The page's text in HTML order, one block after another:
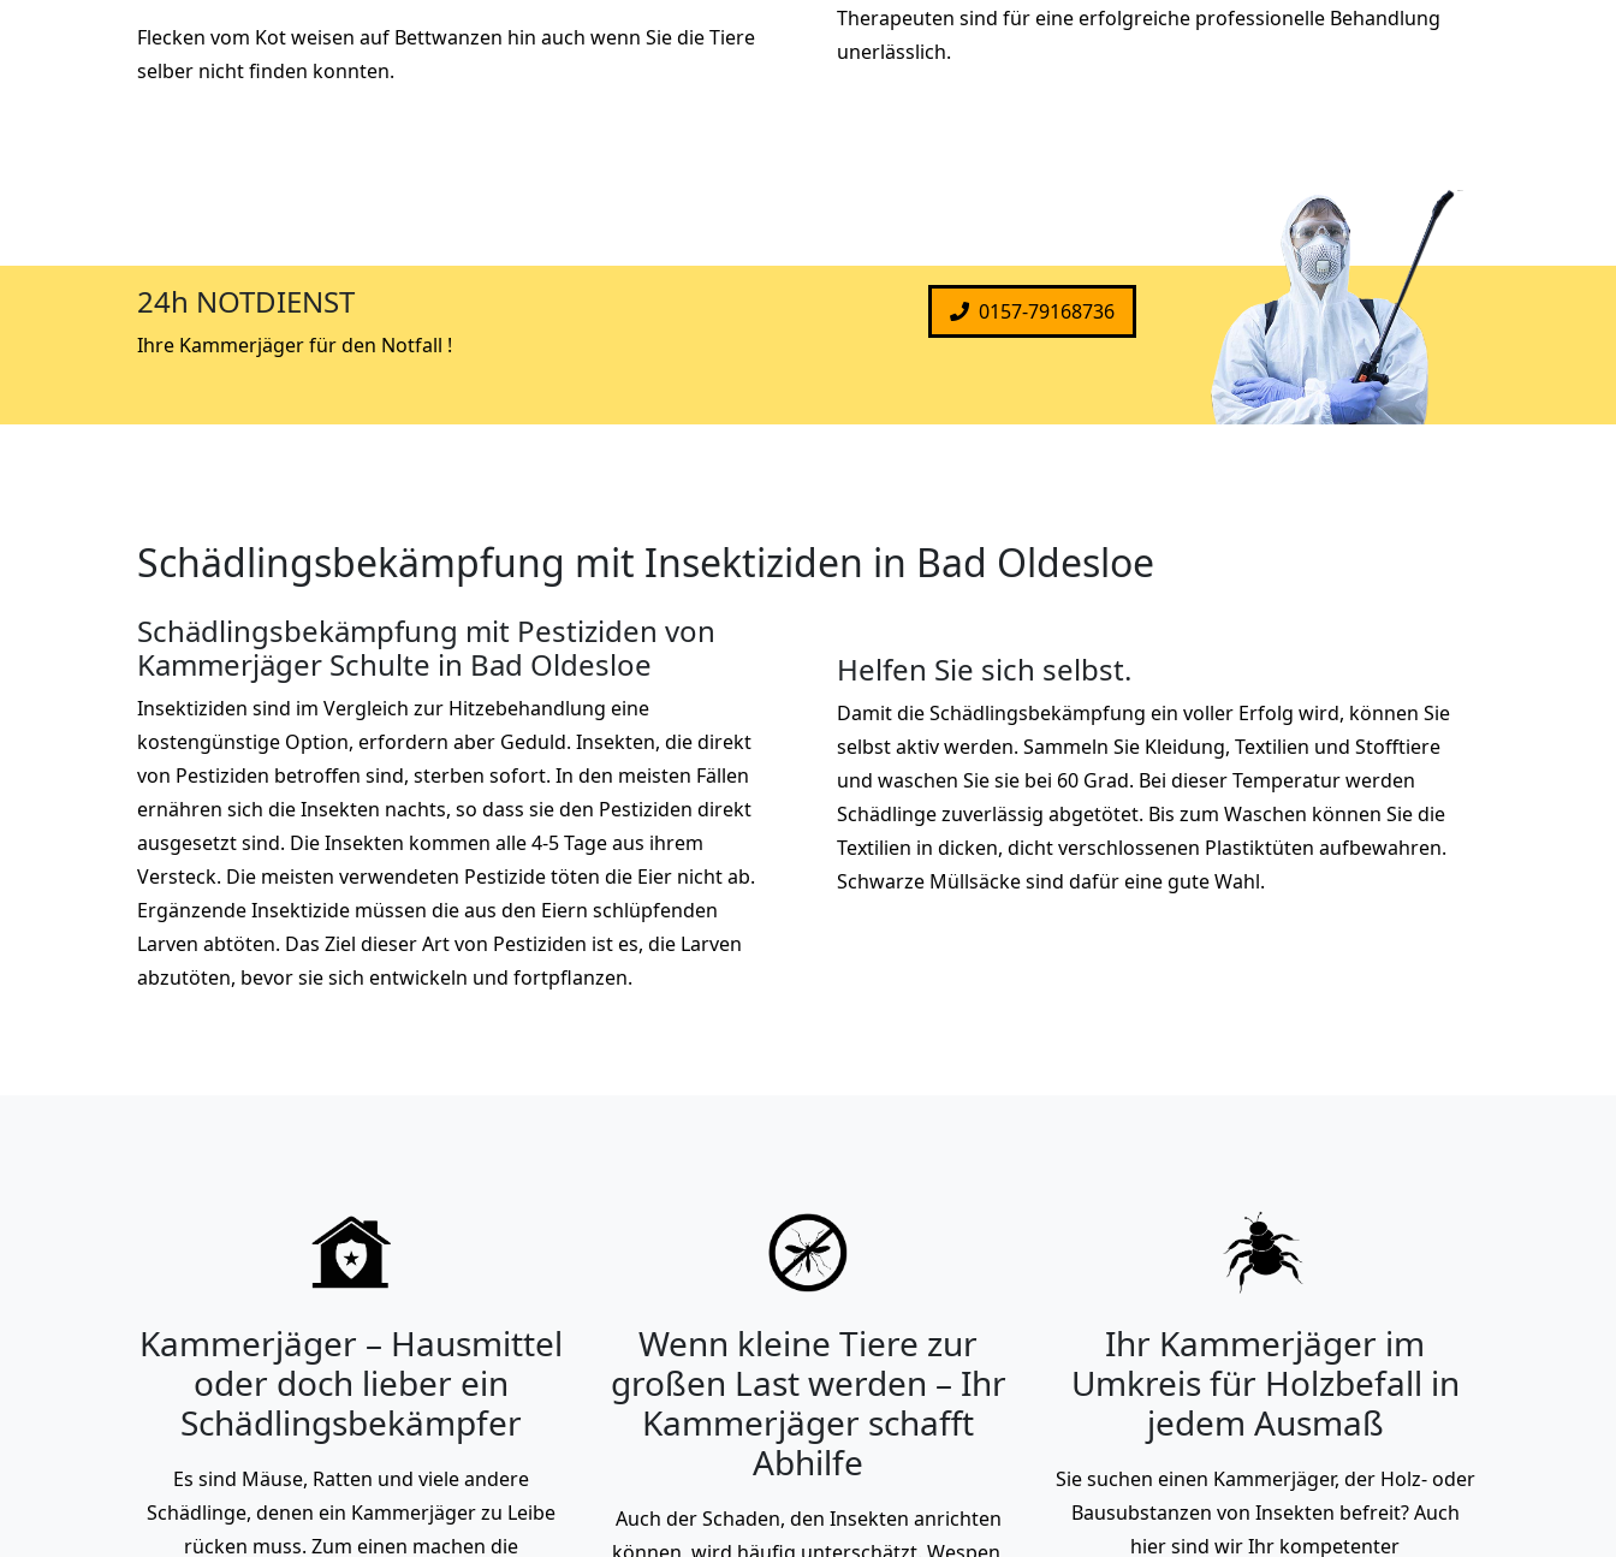
Flecken vom Kot weisen auf Bettwanzen hin auch wenn Sie die Tiere
selber nicht finden konnten.
Therapeuten sind für eine erfolgreiche professionelle Behandlung
unerlässlich.
24h NOTDIENST
Ihre Kammerjäger für den Notfall !
0157-79168736
Schädlingsbekämpfung mit Insektiziden in Bad Oldesloe
Schädlingsbekämpfung mit Pestiziden von
Kammerjäger Schulte in Bad Oldesloe
Insektiziden sind im Vergleich zur Hitzebehandlung eine
kostengünstige Option, erfordern aber Geduld. Insekten, die direkt
von Pestiziden betroffen sind, sterben sofort. In den meisten Fällen
ernähren sich die Insekten nachts, so dass sie den Pestiziden direkt
ausgesetzt sind. Die Insekten kommen alle 4-5 Tage aus ihrem
Versteck. Die meisten verwendeten Pestizide töten die Eier nicht ab.
Ergänzende Insektizide müssen die aus den Eiern schlüpfenden
Larven abtöten. Das Ziel dieser Art von Pestiziden ist es, die Larven
abzutöten, bevor sie sich entwickeln und fortpflanzen.
Helfen Sie sich selbst.
Damit die Schädlingsbekämpfung ein voller Erfolg wird, können Sie
selbst aktiv werden. Sammeln Sie Kleidung, Textilien und Stofftiere
und waschen Sie sie bei 60 Grad. Bei dieser Temperatur werden
Schädlinge zuverlässig abgetötet. Bis zum Waschen können Sie die
Textilien in dicken, dicht verschlossenen Plastiktüten aufbewahren.
Schwarze Müllsäcke sind dafür eine gute Wahl.
Kammerjäger – Hausmittel
oder doch lieber ein
Schädlingsbekämpfer
Es sind Mäuse, Ratten und viele andere
Schädlinge, denen ein Kammerjäger zu Leibe
rücken muss. Zum einen machen die
Wenn kleine Tiere zur
großen Last werden – Ihr
Kammerjäger schafft
Abhilfe
Auch der Schaden, den Insekten anrichten
Ihr Kammerjäger im
Umkreis für Holzbefall in
jedem Ausmaß
Sie suchen einen Kammerjäger, der Holz- oder
Bausubstanzen von Insekten befreit? Auch
hier sind wir Ihr kompetenter